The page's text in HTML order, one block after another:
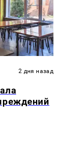
2 дня назад